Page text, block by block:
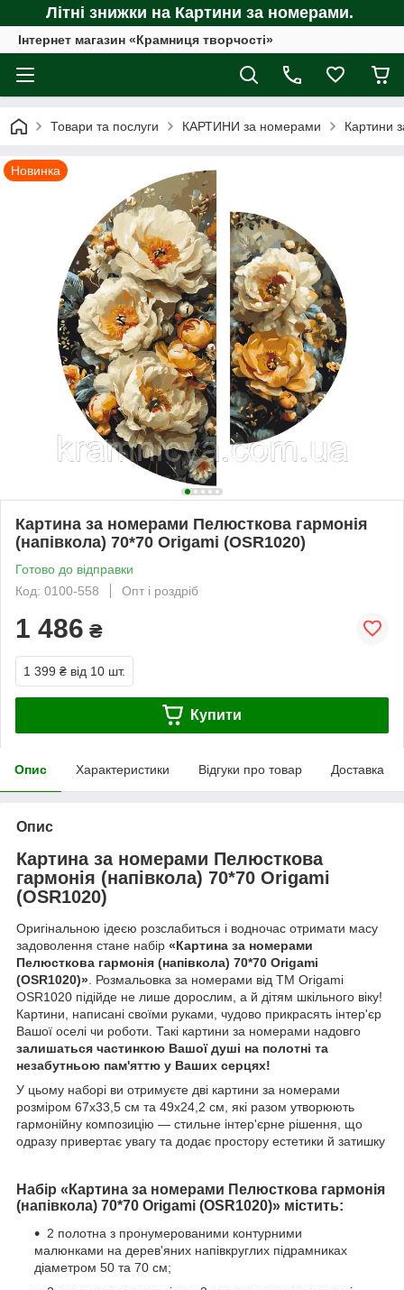
Літні знижки на Картини за номерами.
Інтернет магазин «Крамниця творчості»
Товари та послуги КАРТИНИ за номерами Картини
Новинка
Картина за номерами Пелюсткова гармонія
(напівкола) 70*70 Origami (OSR1020)
Готово до відправки
Код: 0100-558
Опт і роздріб
1 486 ₴
1 399 ₴ від 10 шт.
Купити
Опис Характеристики Відгуки про товар Доставка
Опис
Картина за номерами Пелюсткова
гармонія (напівкола) 70*70 Origami
(OSR1020)
Оригінальною ідеєю розслабиться і водночас отримати масу
задоволення стане набір «Картина за номерами
Пелюсткова гармонія (напівкола) 70*70 Origami
(OSR1020)». Розмальовка за номерами від ТМ Origami
OSR1020 підійде не лише дорослим, а й дітям шкільного віку!
Картини, написані своїми руками, чудово прикрасять інтер'єр
Вашої оселі чи роботи. Такі картини за номерами надовго
залишаться частинкою Вашої душі на полотні та
незабутньою пам'яттю у Ваших серцях!
У цьому наборі ви отримуєте дві картини за номерами
розміром 67x33,5 см та 49x24,2 см, які разом утворюють
гармонійну композицію — стильне інтер'єрне рішення, що
одразу привертає увагу та додає простору естетики й затишку
Набір «Картина за номерами Пелюсткова гармонія
(напівкола) 70*70 Origami (OSR1020)» містить:
2 полотна з пронумерованими контурними
малюнками на дерев'яних напівкруглих підрамниках
діаметром 50 та 70 см;